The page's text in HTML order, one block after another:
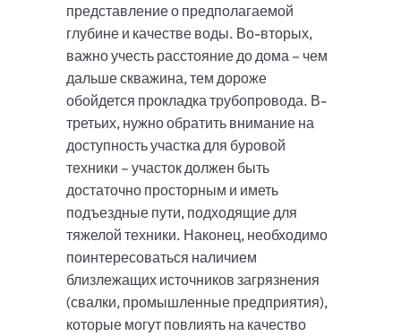
представление о предполагаемой
глубине и качестве воды. Во-вторых,
важно учесть расстояние до дома – чем
дальше скважина, тем дороже
обойдется прокладка трубопровода. В-
третьих, нужно обратить внимание на
доступность участка для буровой
техники – участок должен быть
достаточно просторным и иметь
подъездные пути, подходящие для
тяжелой техники. Наконец, необходимо
поинтересоваться наличием
близлежащих источников загрязнения
(свалки, промышленные предприятия),
которые могут повлиять на качество